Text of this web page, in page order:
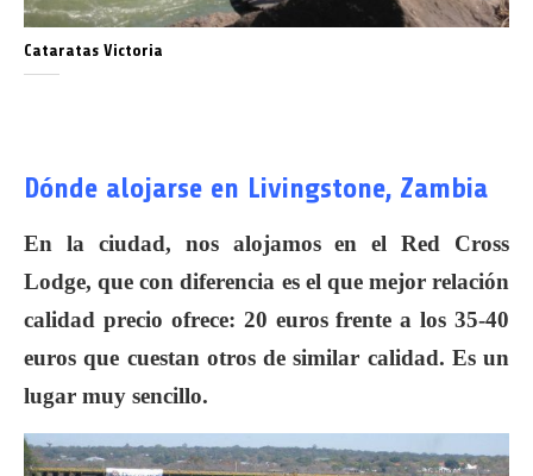
Cataratas Victoria
Dónde alojarse en Livingstone, Zambia
En la ciudad, nos alojamos en el Red Cross
Lodge, que con diferencia es el que mejor relación
calidad precio ofrece: 20 euros frente a los 35-40
euros que cuestan otros de similar calidad. Es un
lugar muy sencillo.